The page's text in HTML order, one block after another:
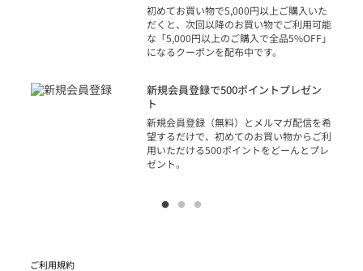
初めてお買い物で5,000円以上ご購入いた
だくと、次回以降のお買い物でご利用可能
な「5,000円以上のご購入で全品5%OFF」
になるクーポンを配布中です。
新規会員登録で500ポイントプレゼン
ト
新規会員登録（無料）とメルマガ配信を希
望するだけで、初めてのお買い物からご利
用いただける500ポイントをどーんとプレ
ゼント。
ご利用規約